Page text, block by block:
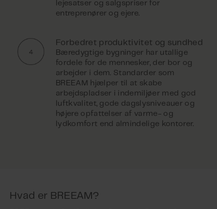
lejesatser og salgspriser for
entreprenører og ejere.
Forbedret produktivitet og sundhed
Bæredygtige bygninger har utallige
fordele for de mennesker, der bor og
arbejder i dem. Standarder som
BREEAM hjælper til at skabe
arbejdspladser i indemiljøer med god
luftkvalitet, gode dagslysniveauer og
højere opfattelser af varme- og
lydkomfort end almindelige kontorer.
Hvad er BREEAM?